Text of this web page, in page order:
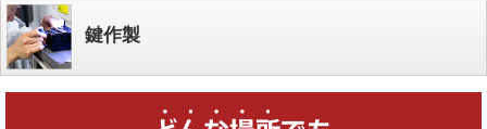
鍵作製